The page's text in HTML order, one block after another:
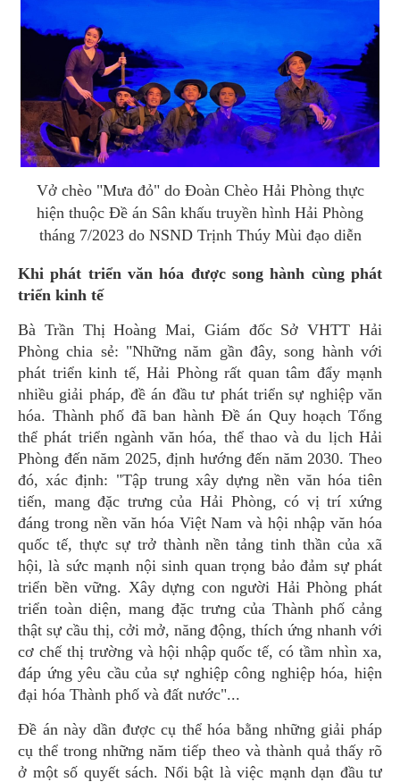
Vở chèo "Mưa đỏ" do Đoàn Chèo Hải Phòng thực
hiện thuộc Đề án Sân khấu truyền hình Hải Phòng
tháng 7/2023 do NSND Trịnh Thúy Mùi đạo diễn
Khi phát triển văn hóa được song hành cùng phát
triển kinh tế
Bà Trần Thị Hoàng Mai, Giám đốc Sở VHTT Hải
Phòng chia sẻ: "Những năm gần đây, song hành với
phát triển kinh tế, Hải Phòng rất quan tâm đẩy mạnh
nhiều giải pháp, đề án đầu tư phát triển sự nghiệp văn
hóa. Thành phố đã ban hành Đề án Quy hoạch Tổng
thể phát triển ngành văn hóa, thể thao và du lịch Hải
Phòng đến năm 2025, định hướng đến năm 2030. Theo
đó, xác định: "Tập trung xây dựng nền văn hóa tiên
tiến, mang đặc trưng của Hải Phòng, có vị trí xứng
đáng trong nền văn hóa Việt Nam và hội nhập văn hóa
quốc tế, thực sự trở thành nền tảng tinh thần của xã
hội, là sức mạnh nội sinh quan trọng bảo đảm sự phát
triển bền vững. Xây dựng con người Hải Phòng phát
triển toàn diện, mang đặc trưng của Thành phố cảng
thật sự cầu thị, cởi mở, năng động, thích ứng nhanh với
cơ chế thị trường và hội nhập quốc tế, có tầm nhìn xa,
đáp ứng yêu cầu của sự nghiệp công nghiệp hóa, hiện
đại hóa Thành phố và đất nước"...
Đề án này dần được cụ thể hóa bằng những giải pháp
cụ thể trong những năm tiếp theo và thành quả thấy rõ
ở một số quyết sách. Nổi bật là việc mạnh dạn đầu tư